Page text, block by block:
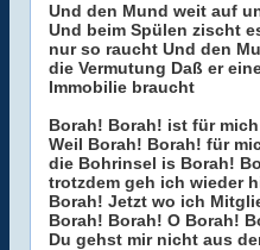
Und den Mund weit auf
Und beim Spülen zischt
nur so raucht Und den
die Vermutung Daß er
Immobilie braucht
Borah! Borah! ist für
Weil Borah! Borah! für
die Bohrinsel is Borah!
trotzdem geh ich wieder
Borah! Jetzt wo ich
Borah! Borah! O Borah!
Du gehst mir nicht aus